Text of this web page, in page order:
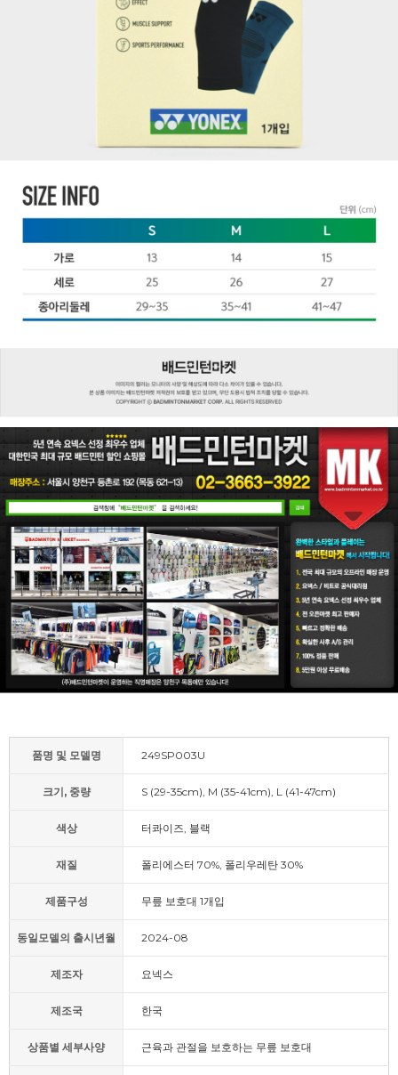
품명 및 모델명 249SP003U
크기, 중량 S (29-35cm), M (35-41cm), L (41-47cm)
색상 터콰이즈, 블랙
재질 폴리에스터 70%, 폴리우레탄 30%
제품구성 무릎 보호대 1개입
동일모델의 출시년월 2024-08
제조자 요넥스
제조국 한국
상품별 세부사양 근육과 관절을 보호하는 무릎 보호대